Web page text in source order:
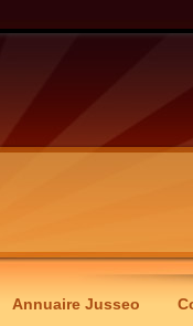
Annuaire Jusseo